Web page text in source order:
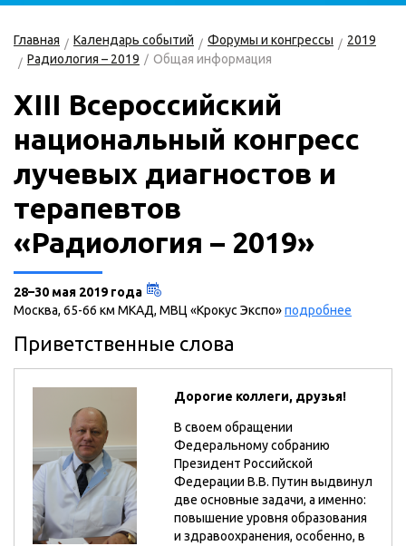
Главная Календарь событий Форумы и конгрессы
2019
Радиология – 2019
Общая информация
XIII Всероссийский
национальный конгресс
лучевых диагностов и
терапевтов
«Радиология – 2019»
28–30 мая 2019 года
Москва, 65-66 км МКАД, МВЦ «Крокус Экспо»подробнее
Приветственные слова
Дорогие коллеги, друзья!
В своем обращении
Федеральному собранию
Президент Российской
Федерации В.В. Путин выдвинул
две основные задачи, а именно:
повышение уровня образования
и здравоохранения, особенно, в